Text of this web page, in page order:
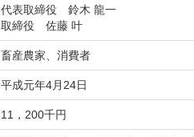
代表取締役 鈴木 龍一
取締役 佐藤 叶
畜産農家、消費者
平成元年4月24日
11，200千円